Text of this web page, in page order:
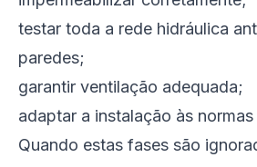
testar toda a rede hidráulica
paredes;
garantir ventilação adequada;
adaptar a instalação às normas
Quando estas fases são